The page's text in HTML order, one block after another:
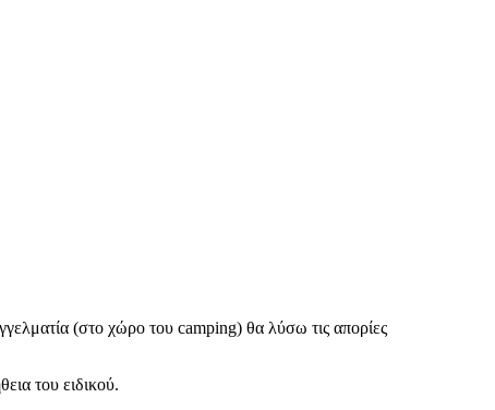
(στο χώρο του camping) θα λύσω τις απορίες
του ειδικού.